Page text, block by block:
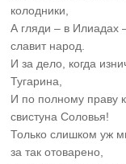
колодники,
А гляди – в Илиадах
славит народ.
И за дело, когда
Тугарина,
И по полному праву
свистуна Соловья!
Только слишком уж
за так отоварено,